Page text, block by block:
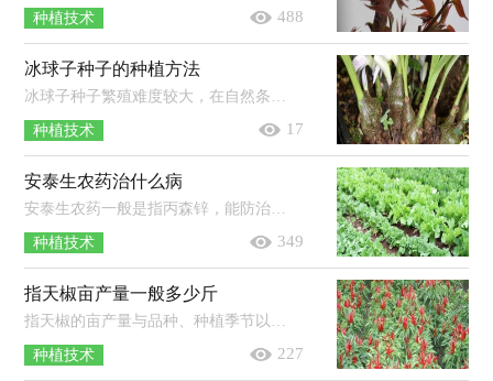
种植技术 488
冰球子种子的种植方法
冰球子种子繁殖难度较大，在自然条件下播种出芽率极低，所以一般不使用。冰球子可以用块茎进行种植，选择疏松透气、排水好的土壤，在春、...
种植技术 17
安泰生农药治什么病
安泰生农药一般是指丙森锌，能防治黄瓜霜霉病、大白菜霜霉病、番茄早疫病和晚疫病、芒果炭疽病，且对白粉病、锈病和葡萄孢属病菌引起...
种植技术 349
指天椒亩产量一般多少斤
种植技术 227